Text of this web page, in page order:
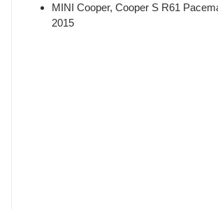
MINI Cooper, Cooper S R61
2015